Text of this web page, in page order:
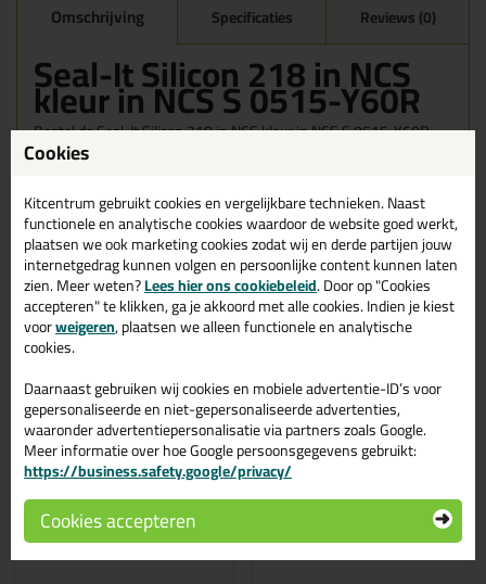
Omschrijving Specificaties Reviews (0)
Seal-It Silicon 218 in NCS
kleur in NCS S 0515-Y60R
Bestel de Seal-It Silicon 218 in NCS kleur in NCS S 0515-Y60R
vandaag nog! Vandaag besteld = morgen in huis.
Wil je meer weten over de toepassing en kenmerken van dit
product?Lees alles over dit product >
Gerelateerde producten
Cookies
Kitcentrum gebruikt cookies en vergelijkbare technieken. Naast
functionele en analytische cookies waardoor de website goed werkt,
plaatsen we ook marketing cookies zodat wij en derde partijen jouw
internetgedrag kunnen volgen en persoonlijke content kunnen laten
zien. Meer weten?Lees hier ons cookiebeleid. Door op "Cookies
accepteren" te klikken, ga je akkoord met alle cookies. Indien je kiest
voorweigeren, plaatsen we alleen functionele en analytische
cookies.
Daarnaast gebruiken wij cookies en mobiele advertentie-ID’s voor
gepersonaliseerde en niet-gepersonaliseerde advertenties,
waaronder advertentiepersonalisatie via partners zoals Google.
Meer informatie over hoe Google persoonsgegevens gebruikt:
https://business.safety.google/privacy/
Cookies accepteren